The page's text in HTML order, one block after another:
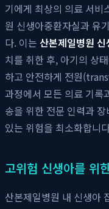
기에게 최상의 의료 서비
원 신생아중환자실과 유
다. 이는 산본제일병원
치를 취한 후, 아기의 상
하고 안전하게 전원
과정에서 모든 의료 기록
송을 위한 전문 인력과
있는 위험을 최소화합니
고위험 신생아를 위
산본제일병원 내 신생아